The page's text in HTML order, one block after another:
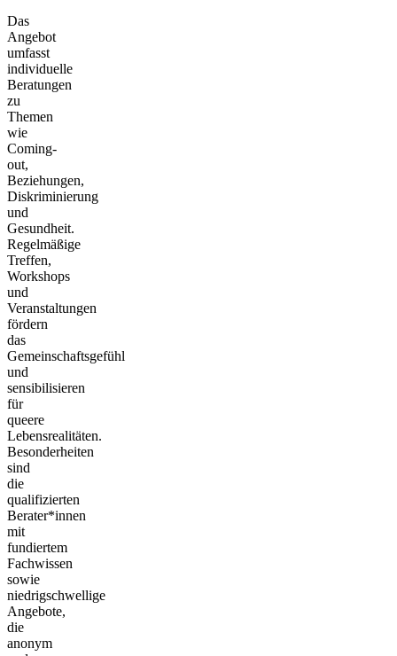
Das
Angebot
umfasst
individuelle
Beratungen
zu
Themen
wie
Coming-
out,
Beziehungen,
Diskriminierung
und
Gesundheit.
Regelmäßige
Treffen,
Workshops
und
Veranstaltungen
fördern
das
Gemeinschaftsgefühl
und
sensibilisieren
für
queere
Lebensrealitäten.
Besonderheiten
sind
die
qualifizierten
Berater*innen
mit
fundiertem
Fachwissen
sowie
niedrigschwellige
Angebote,
die
anonym